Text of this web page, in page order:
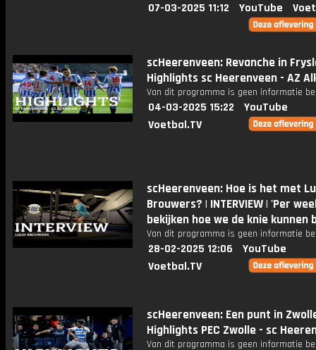
07-03-2025 11:12 YouTube
scHeerenveen: Revanche in
Highlights sc Heerenveen - AZ
Van dit programma is geen informatie
04-03-2025 15:22
YouTube
Voetbal.TV
scHeerenveen: Hoe is het met
Brouwers? | INTERVIEW | 'Per
bekijken hoe we de knie kunnen
Van dit programma is geen informatie
28-02-2025 12:06
YouTube
Voetbal.TV
scHeerenveen: Een punt in
Highlights PEC Zwolle - sc
Van dit programma is geen informatie